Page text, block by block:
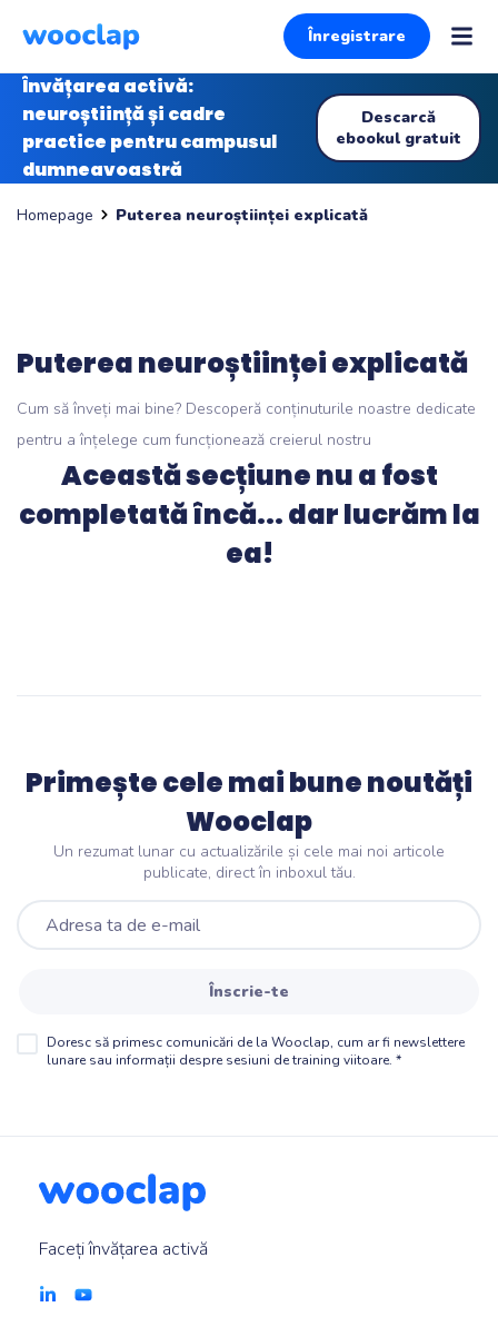
Înregistrare
Învățarea activă:
neuroștiință și cadre
practice pentru campusul
dumneavoastră
Descarcă
ebookul gratuit
Homepage Puterea neuroștiinței explicată
Puterea neuroștiinței explicată
Cum să înveți mai bine? Descoperă conținuturile noastre dedicate
pentru a înțelege cum funcționează creierul nostru
Această secțiune nu a fost
completată încă... dar lucrăm la
ea!
Primește cele mai bune noutăți
Wooclap
Un rezumat lunar cu actualizările și cele mai noi articole
publicate, direct în inboxul tău.
Înscrie-te
Doresc să primesc comunicări de la Wooclap, cum ar fi newslettere
lunare sau informații despre sesiuni de training viitoare. *
Faceți învățarea activă